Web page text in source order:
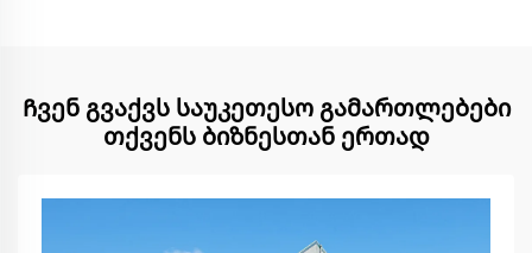
Ჩვენ გვაქვს საუკეთესო გამართლებები
თქვენს ბიზნესთან ერთად